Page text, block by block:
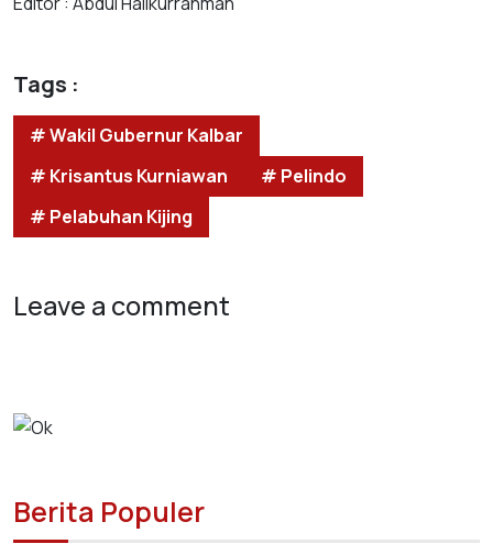
Tags :
# Wakil Gubernur Kalbar
# Krisantus Kurniawan
# Pelindo
# Pelabuhan Kijing
Leave a comment
Berita Populer